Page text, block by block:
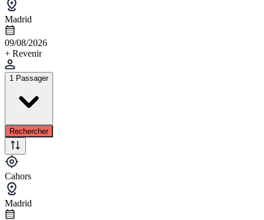
Madrid
09/08/2026
+ Revenir
1 Passager
Rechercher
Cahors
Madrid